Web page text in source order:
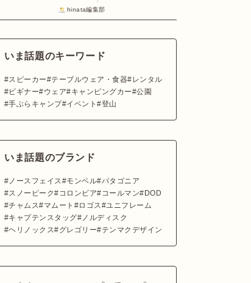
hinata編集部
いま話題のキーワード
スピーカー テーブルウェア・食器
レンタル
ビギナー
ウェア キャンピングカー
公園
手ぶらキャンプ イベント 登山
いま話題のブランド
ノースフェイス モンベル パタゴニア
スノーピーク
コロンビア コールマン
DOD
チャムス
マムート ロゴス
ユニフレーム
キャプテンスタッグ
ノルディスク
ヘリノックス
グレゴリー テンマクデザイン